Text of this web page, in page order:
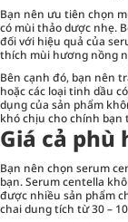
Bạn nên ưu tiên chọn
có mùi thảo dược nhẹ.
đối với hiệu quả của
thích mùi hương nồng
Bên cạnh đó, bạn nên
hoặc các loại tinh dầu
dụng của sản phẩm
khó chịu cho chính
Giá cả phù
Bạn nên chọn serum
bạn. Serum centella
được nhiều sản phẩm
chai dung tích từ 30 –